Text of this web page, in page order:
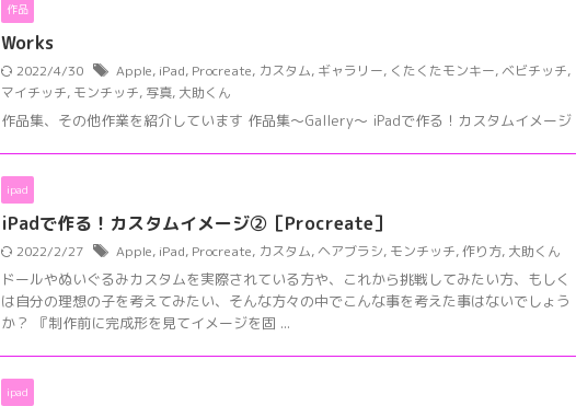
作品
Works
2022/4/30 Apple, iPad, Procreate, カスタム, ギャラリー, くたくたモンキー, ベビチッチ,
マイチッチ, モンチッチ, 写真, 大助くん
作品集、その他作業を紹介しています 作品集〜Gallery〜 iPadで作る！カスタムイメージ
ipad
iPadで作る！カスタムイメージ②［Procreate］
2022/2/27 Apple, iPad, Procreate, カスタム, ヘアブラシ, モンチッチ,作り方, 大助くん
ドールやぬいぐるみカスタムを実際されている方や、これから挑戦してみたい方、もしく
は自分の理想の子を考えてみたい、そんな方々の中でこんな事を考えた事はないでしょう
か？ 『制作前に完成形を見てイメージを固 ...
ipad